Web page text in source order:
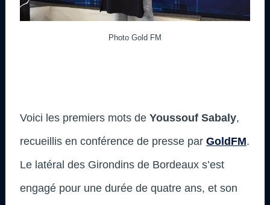
Photo Gold FM
Voici les premiers mots de Youssouf Sabaly,
recueillis en conférence de presse par GoldFM.
Le latéral des Girondins de Bordeaux s’est
engagé pour une durée de quatre ans, et son